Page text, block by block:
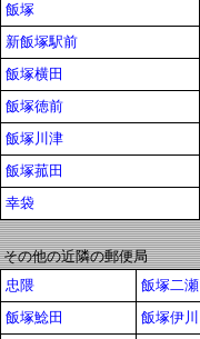
飯塚
新飯塚駅前
飯塚横田
飯塚徳前
飯塚川津
飯塚菰田
幸袋
その他の近隣の郵便局
忠隈
飯塚二瀬
飯塚鯰田
飯塚伊川